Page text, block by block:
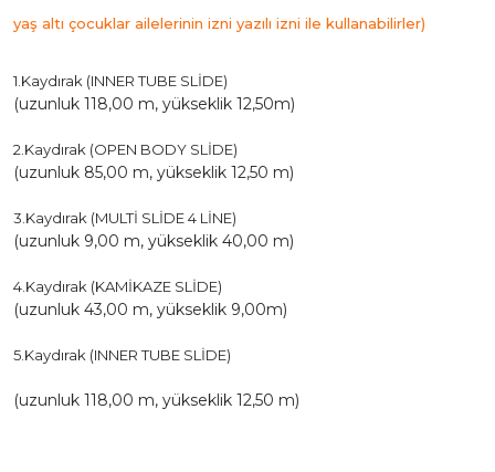
yaş altı çocuklar ailelerinin izni yazılı izni ile kullanabilirler)
1.Kaydırak (INNER TUBE SLİDE)
(uzunluk 118,00 m, yükseklik 12,50m)
2.Kaydırak (OPEN BODY SLİDE)
(uzunluk 85,00 m, yükseklik 12,50 m)
3.Kaydırak (MULTİ SLİDE 4 LİNE)
(uzunluk 9,00 m, yükseklik 40,00 m)
4.Kaydırak (KAMİKAZE SLİDE)
(uzunluk 43,00 m, yükseklik 9,00m)
5.Kaydırak (INNER TUBE SLİDE)
(uzunluk 118,00 m, yükseklik 12,50 m)